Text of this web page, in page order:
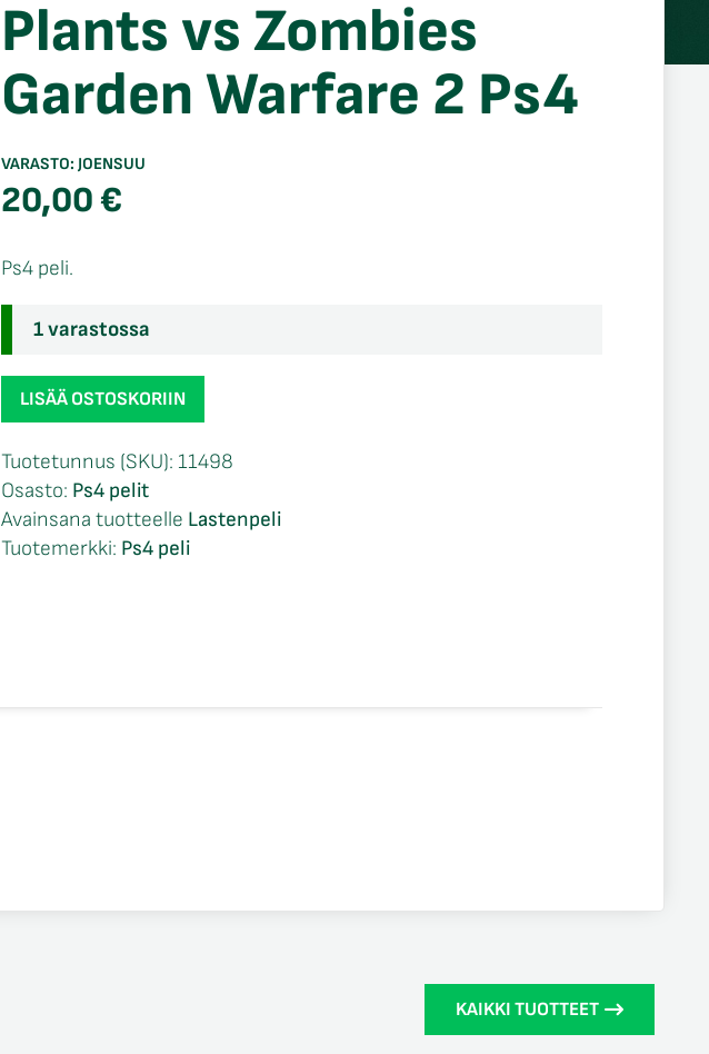
Plants vs Zombies
Garden Warfare 2 Ps4
VARASTO: JOENSUU
20,00€
Ps4 peli.
1 varastossa
Plants
vs
Garden
Warfare
2
Ps4
LISÄÄ OSTOSKORIIN
Tuotetunnus (SKU): 11498
Osasto: Ps4 pelit
Avainsana tuotteelle Lastenpeli
Tuotemerkki: Ps4 peli
KAIKKI TUOTTEET